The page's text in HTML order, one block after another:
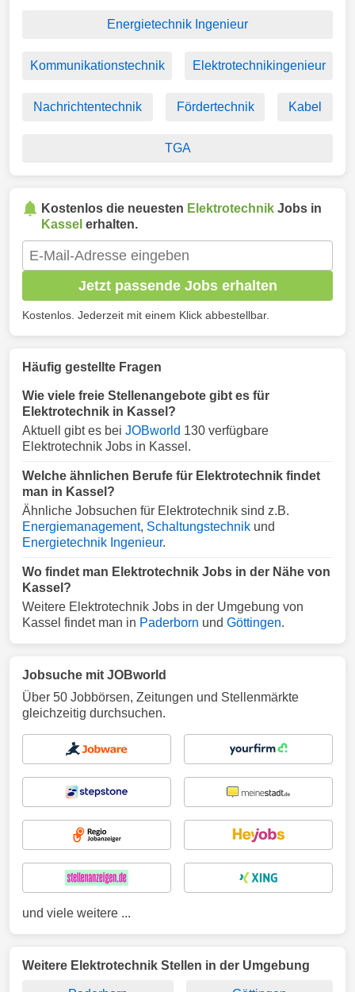
Energietechnik Ingenieur
Kommunikationstechnik Elektrotechnikingenieur
Nachrichtentechnik Fördertechnik Kabel
TGA
Kostenlos die neuesten Elektrotechnik Jobs in
Kassel erhalten.
Jetzt passende Jobs erhalten
Kostenlos. Jederzeit mit einem Klick abbestellbar.
Häufig gestellte Fragen
Wie viele freie Stellenangebote gibt es für
Elektrotechnik in Kassel?
Aktuell gibt es bei JOBworld 130 verfügbare
Elektrotechnik Jobs in Kassel.
Welche ähnlichen Berufe für Elektrotechnik findet
man in Kassel?
Ähnliche Jobsuchen für Elektrotechnik sind z.B.
Energiemanagement, Schaltungstechnik und
Energietechnik Ingenieur.
Wo findet man Elektrotechnik Jobs in der Nähe von
Kassel?
Weitere Elektrotechnik Jobs in der Umgebung von
Kassel findet man in Paderborn und Göttingen.
Jobsuche mit JOBworld
Über 50 Jobbörsen, Zeitungen und Stellenmärkte
gleichzeitig durchsuchen.
und viele weitere ...
Weitere Elektrotechnik Stellen in der Umgebung